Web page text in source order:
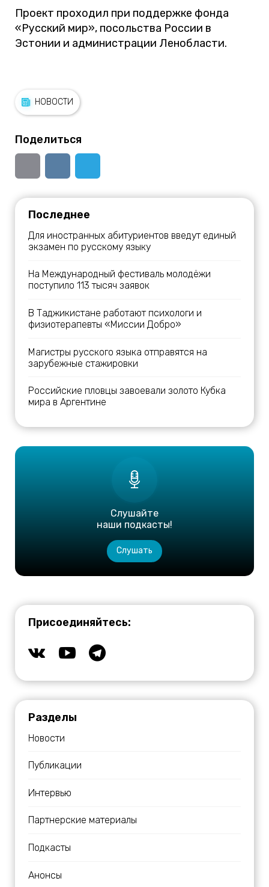
Проект проходил при поддержке фонда
«Русский мир», посольства России в
Эстонии и администрации Ленобласти.
НОВОСТИ
Поделиться
Последнее
Для иностранных абитуриентов введут единый
экзамен по русскому языку
На Международный фестиваль молодёжи
поступило 113 тысяч заявок
В Таджикистане работают психологи и
физиотерапевты «Миссии Добро»
Магистры русского языка отправятся на
зарубежные стажировки
Российские пловцы завоевали золото Кубка
мира в Аргентине
Слушайте
наши подкасты!
Слушать
Присоединяйтесь:
Разделы
Новости
Публикации
Интервью
Партнерские материалы
Подкасты
Анонсы